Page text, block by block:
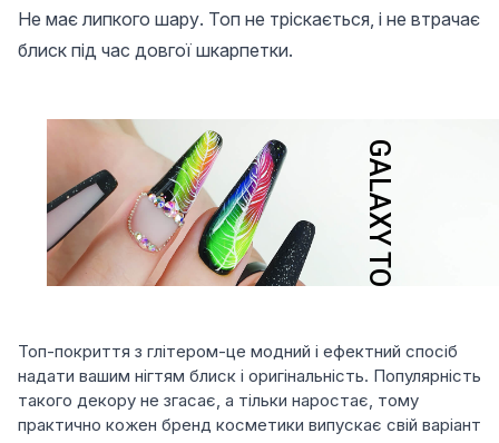
Не має липкого шару. Топ не тріскається, і не втрачає
блиск під час довгої шкарпетки.
Топ-покриття з глітером-це модний і ефектний спосіб
надати вашим нігтям блиск і оригінальність. Популярність
такого декору не згасає, а тільки наростає, тому
практично кожен бренд косметики випускає свій варіант